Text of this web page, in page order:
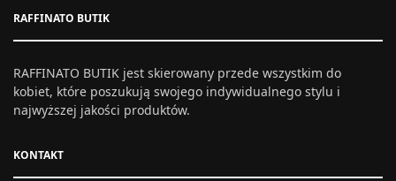
RAFFINATO BUTIK
RAFFINATO BUTIK jest skierowany przede wszystkim do
kobiet, które poszukują swojego indywidualnego stylu i
najwyższej jakości produktów.
KONTAKT